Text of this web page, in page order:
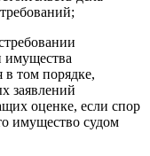
имущества
в том порядке,
заявлений
оценке, если спор
имущество судом